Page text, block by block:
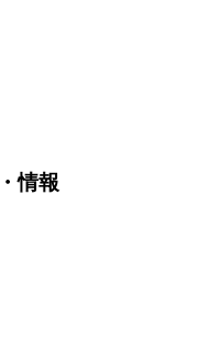
情報